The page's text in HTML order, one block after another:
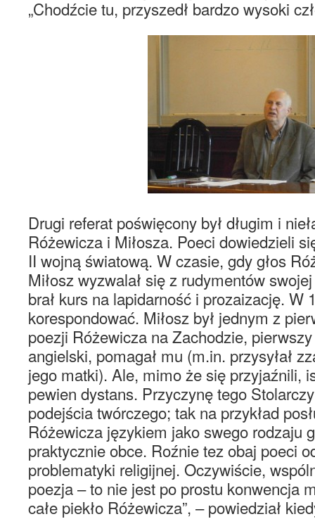
„Chodźcie tu, przyszedł bardzo wysoki
Drugi referat poświęcony był długim i
Różewicza i Miłosza. Poeci dowiedzieli
II wojną światową. W czasie, gdy głos
Miłosz wyzwalał się z rudymentów
brał kurs na lapidarność i prozaizację. W
korespondować. Miłosz był jednym z
poezji Różewicza na Zachodzie, pierwszy
angielski, pomagał mu (m.in. przysyłał
jego matki). Ale, mimo że się przyjaźnili,
pewien dystans. Przyczynę tego
podejścia twórczego; tak na przykład
Różewicza językiem jako swego rodzaju
praktycznie obce. Roźnie tez obaj poeci
problematyki religijnej. Oczywiście,
poezja – to nie jest po prostu konwencja
całe piekło Różewicza”, – powiedział